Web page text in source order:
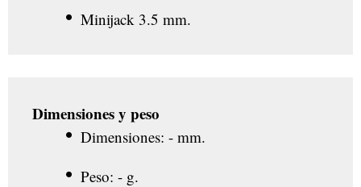
Minijack 3.5 mm.
Dimensiones y peso
Dimensiones: - mm.
Peso: - g.